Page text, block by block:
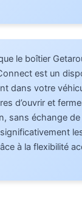
le boîtier
est un
dans votre
d’ouvrir et
sans échange
à la flexibilité